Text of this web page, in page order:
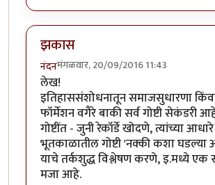
झकास
नंदनमंगळवार, 20/09/2016 11:43
लेख!
इतिहाससंशोधनातून समाजसुधारणा
फॉर्मेशन वगैरे बाकी सर्व गोष्टी सेकंडरी
गोष्टींत - जुनी रेकॉर्डे खोदणे, त्यांच्या आधारे
भूतकाळातील गोष्टी 'नक्की कशा घडल्या
याचे तर्कशुद्ध विश्लेषण करणे, इ.मध्ये एक
मजा आहे.